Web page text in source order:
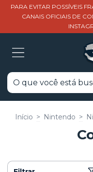
PARA EVITAR POSSÍVEIS
CANAIS OFICIAIS DE
Início > Nintendo >